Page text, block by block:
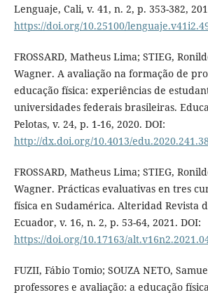
Lenguaje, Cali, v. 41, n. 2, p. 353-382,
https://doi.org/10.25100/
FROSSARD, Matheus Lima; STIEG,
Wagner. A avaliação na formação de
educação física: experiências de
universidades federais brasileiras.
Pelotas, v. 24, p. 1-16, 2020. DOI:
http://dx.doi.org/10.4013/edu.2020.241.38
FROSSARD, Matheus Lima; STIEG,
Wagner. Prácticas evaluativas en tres
física en Sudamérica. Alteridad Revista
Ecuador, v. 16, n. 2, p. 53-64, 2021. DOI:
https://doi.org/10.17163/
FUZII, Fábio Tomio; SOUZA NETO,
professores e avaliação: a educação